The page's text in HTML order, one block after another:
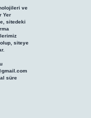
ve
Yer
sitedeki
siteye
süre